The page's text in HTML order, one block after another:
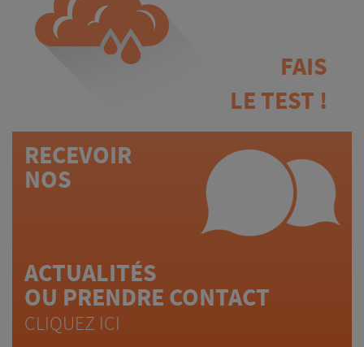
FAIS
LE TEST !
RECEVOIR
NOS
ACTUALITÉS
OU PRENDRE CONTACT
CLIQUEZ ICI